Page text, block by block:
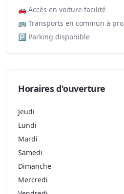
🚗 Accès en voiture facilité
🚌 Transports en commun à
🅿️ Parking disponible
Horaires d'ouverture
Jeudi
Lundi
Mardi
Samedi
Dimanche
Mercredi